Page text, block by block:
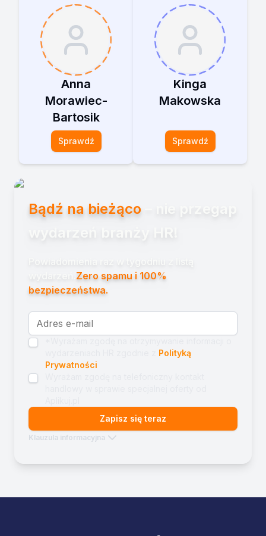
Anna
Morawiec-
Bartosik
Sprawdź
Kinga
Makowska
Sprawdź
Bądź na bieżąco
Zero spamu i 100%
bezpieczeństwa.
Polityką
Prywatności
Zapisz się teraz
Klauzula informacyjna